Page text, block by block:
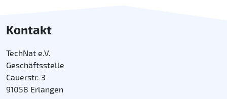
Kontakt
TechNat e.V.
Geschäftsstelle
Cauerstr. 3
91058 Erlangen